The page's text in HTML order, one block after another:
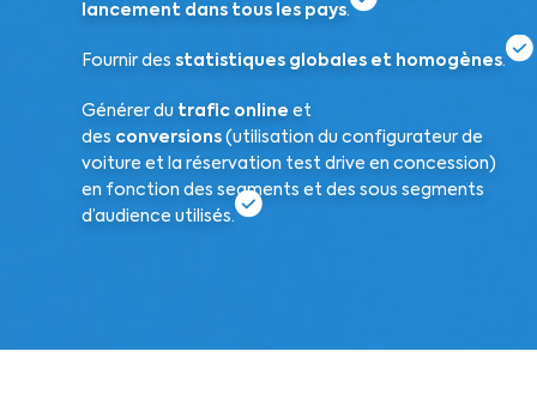
lancement dans tous les pays.
Fournir des statistiques globales et homogènes.
Générer du trafic online et
des conversions (utilisation du configurateur de
voiture et la réservation test drive en concession)
en fonction des segments et des sous segments
d’audience utilisés.